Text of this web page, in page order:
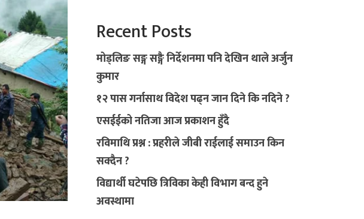
Recent Posts
मोड्लिङ सङ्ग सङ्गै निर्देशनमा पनि देखिन थाले अर्जुन
कुमार
१२ पास गर्नासाथ विदेश पढ्न जान दिने कि नदिने ?
एसईईको नतिजा आज प्रकाशन हुँदै
रविमाथि प्रश्न : प्रहरीले जीबी राईलाई समाउन किन
सक्दैन ?
विद्यार्थी घटेपछि त्रिविका केही विभाग बन्द हुने
अवस्थामा